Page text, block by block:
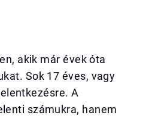
akik már évek óta
Sok 17 éves, vagy
A
számukra, hanem